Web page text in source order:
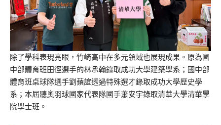
除了學科表現亮眼，竹崎高中在多元領域也展現成果。原為國
中部體育班田徑選手的林承翰錄取成功大學建築學系；國中部
體育班桌球隊選手劉蘋誼透過特殊選才錄取成功大學歷史學
系；本屆聽奧羽球國家代表隊國手蕭安宇錄取清華大學清華學
院學士班。